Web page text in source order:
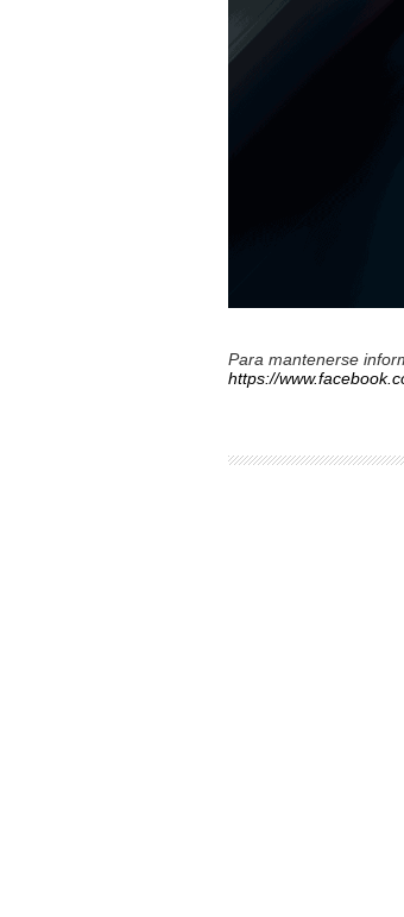
Para mantenerse
https://